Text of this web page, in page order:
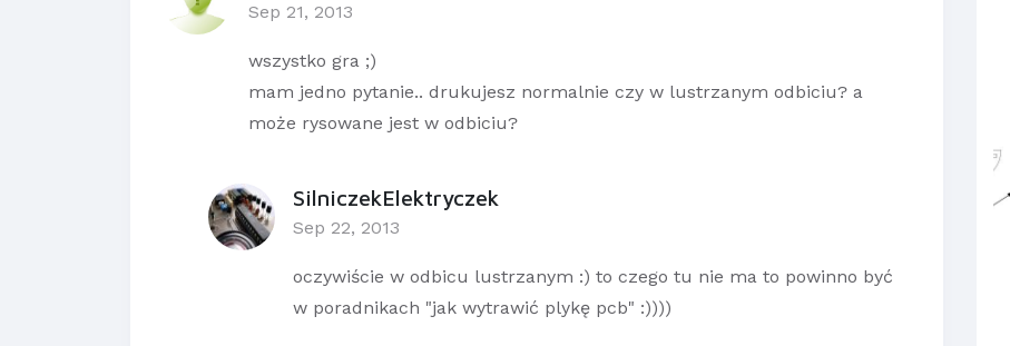
Sep 21, 2013
wszystko gra ;)
mam jedno pytanie.. drukujesz normalnie czy w lustrzanym odbiciu? a
może rysowane jest w odbiciu?
SilniczekElektryczek
Sep 22, 2013
oczywiście w odbicu lustrzanym :) to czego tu nie ma to powinno być
w poradnikach "jak wytrawić plykę pcb" :))))